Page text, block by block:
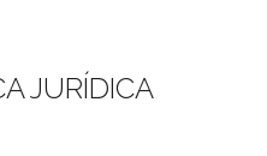
JURÍDICA